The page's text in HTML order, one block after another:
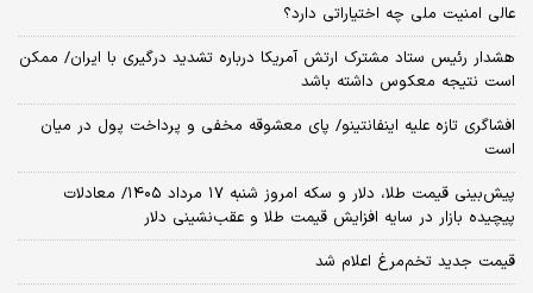
عالی امنیت ملی چه اختیاراتی دارد؟
هشدار رئیس ستاد مشترک ارتش آمریکا درباره تشدید درگیری با ایران/ ممکن
است نتیجه معکوس داشته باشد
افشاگری تازه علیه اینفانتینو/ پای معشوقه مخفی و پرداخت پول در میان
است
پیش‌بینی قیمت طلا، دلار و سکه امروز شنبه ۱۷ مرداد ۱۴۰۵/ معادلات
پیچیده بازار در سایه افزایش قیمت طلا و عقب‌نشینی دلار
قیمت جدید تخم‌مرغ اعلام شد